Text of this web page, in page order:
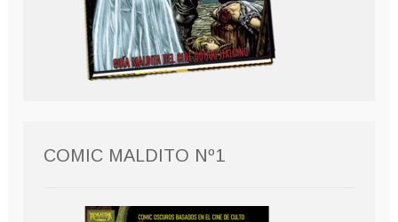
COMIC MALDITO Nº1